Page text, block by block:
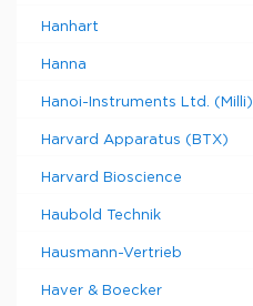
Hanhart
Hanna
Hanoi-Instruments Ltd. (Milli)
Harvard Apparatus (BTX)
Harvard Bioscience
Haubold Technik
Hausmann-Vertrieb
Haver & Boecker